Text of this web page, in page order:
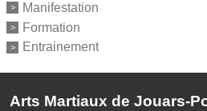
Manifestation
Formation
Entrainement
Arts Martiaux de Jouars-